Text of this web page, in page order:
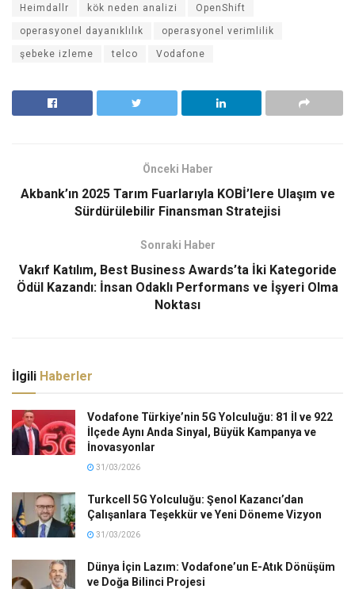
Heimdallr kök neden analizi OpenShift
operasyonel dayanıklılık operasyonel verimlilik
şebeke izleme telco Vodafone
Önceki Haber
Akbank’ın 2025 Tarım Fuarlarıyla KOBİ’lere Ulaşım ve
Sürdürülebilir Finansman Stratejisi
Sonraki Haber
Vakıf Katılım, Best Business Awards’ta İki Kategoride
Ödül Kazandı: İnsan Odaklı Performans ve İşyeri Olma
Noktası
İlgili Haberler
Vodafone Türkiye’nin 5G Yolculuğu: 81 İl ve 922
İlçede Aynı Anda Sinyal, Büyük Kampanya ve
İnovasyonlar
31/03/2026
Turkcell 5G Yolculuğu: Şenol Kazancı’dan
Çalışanlara Teşekkür ve Yeni Döneme Vizyon
31/03/2026
Dünya İçin Lazım: Vodafone’un E-Atık Dönüşüm
ve Doğa Bilinci Projesi